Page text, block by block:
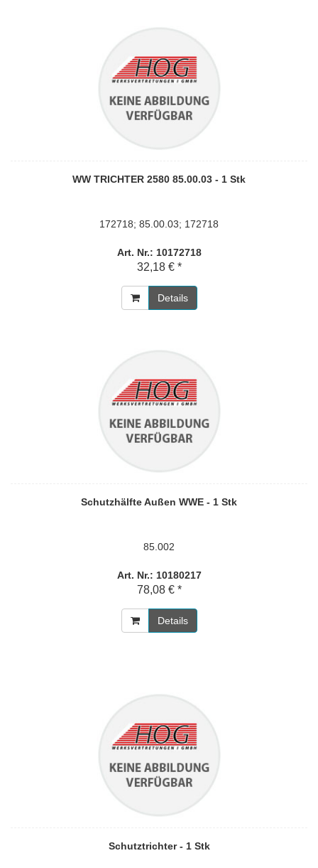
WW TRICHTER 2580 85.00.03 - 1 Stk
172718; 85.00.03; 172718
Art. Nr.: 10172718
32,18 € *
Details
Schutzhälfte Außen WWE - 1 Stk
85.002
Art. Nr.: 10180217
78,08 € *
Details
Schutztrichter - 1 Stk